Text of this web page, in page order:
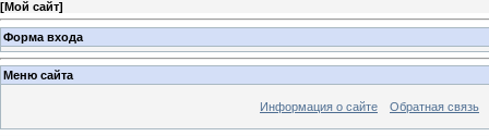
[Мой сайт]
Форма входа
Меню сайта
Информация о сайте Обратная связь